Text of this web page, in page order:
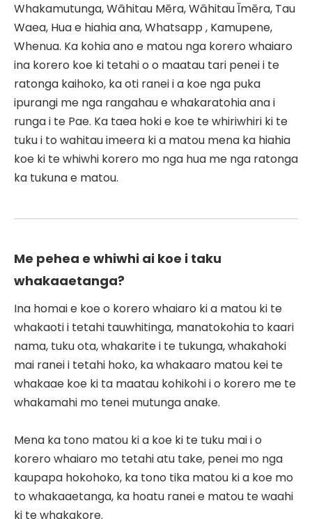
Whakamutunga, Wāhitau Mēra, Wāhitau Īmēra, Tau
Waea, Hua e hiahia ana, Whatsapp , Kamupene,
Whenua. Ka kohia ano e matou nga korero whaiaro
ina korero koe ki tetahi o o maatau tari penei i te
ratonga kaihoko, ka oti ranei i a koe nga puka
ipurangi me nga rangahau e whakaratohia ana i
runga i te Pae. Ka taea hoki e koe te whiriwhiri ki te
tuku i to wahitau imeera ki a matou mena ka hiahia
koe ki te whiwhi korero mo nga hua me nga ratonga
ka tukuna e matou.
Me pehea e whiwhi ai koe i taku
whakaaetanga?
Ina homai e koe o korero whaiaro ki a matou ki te
whakaoti i tetahi tauwhitinga, manatokohia to kaari
nama, tuku ota, whakarite i te tukunga, whakahoki
mai ranei i tetahi hoko, ka whakaaro matou kei te
whakaae koe ki ta maatau kohikohi i o korero me te
whakamahi mo tenei mutunga anake.
Mena ka tono matou ki a koe ki te tuku mai i o
korero whaiaro mo tetahi atu take, penei mo nga
kaupapa hokohoko, ka tono tika matou ki a koe mo
to whakaaetanga, ka hoatu ranei e matou te waahi
ki te whakakore.